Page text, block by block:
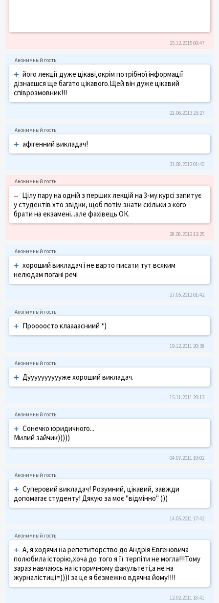
25.12.2015 00:47
+ його лекції дуже цікаві,окрім потрібної інформації
дізнаєшся ще багато цікавого.Щей він дуже цікавий
співрозмовник!!!
21.06.2013 23:27
+ афігенний викладач!
31.08.2012 01:40
– Цілу пару на одній з перших лекцій на 3-му курсі запитує
у студентів хто звідки, щоб потім знати скільки з кого
брати на екзамені...але фахівець ОК.
28.08.2012 12:25
+ хороший викладач і не варто писати тут всяким
нелюдам погані речі
27.05.2012 01:42
+ Проооосто клаааасниий *)
19.12.2011 20:38
+ Дууууууууууже хороший викладач.
15.11.2011 20:13
+ Сонечко юридичного...
Милий зайчик)))))
04.07.2011 19:02
+ Суперовий викладач! Розумний, цікавий, завжди
допомагає студенту! Дякую за моє "відмінно" )))
14.05.2011 17:42
+ А, я ходячи на репетиторство до Андрія Євгеновича
полюбила історію,хоча до того я її терпіти не могла!!!Тому
зараз навчаюсь на історичному факультеті,а не на
журналістиці=)))І за це я безмежно вдячна йому!!!!
12.02.2011 18:41